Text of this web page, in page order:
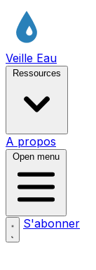
Veille Eau
Ressources
A propos
Open menu
S'abonner